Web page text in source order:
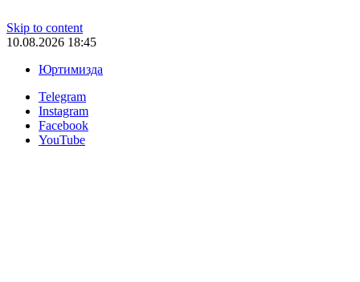
Skip to content
10.08.2026 18:45
Юртимизда
Telegram
Instagram
Facebook
YouTube